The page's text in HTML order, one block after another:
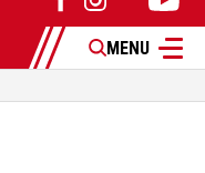
MENU